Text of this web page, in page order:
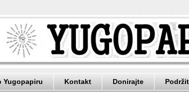
Yugopapiru Kontakt Donirajte